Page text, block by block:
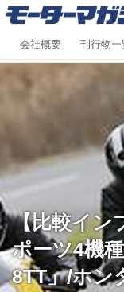
会社概要 刊行物一
【比較イン
ポーツ4機
8TT」/ホン